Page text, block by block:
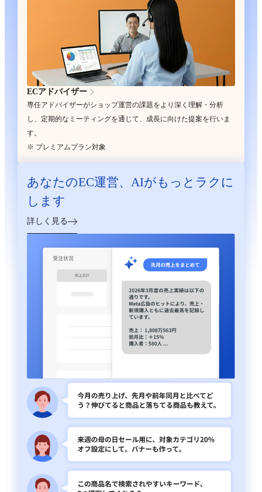
ECアドバイザー
専任アドバイザーがショップ運営の課題をより深く理解・分析
し、定期的なミーティングを通じて、成長に向けた提案を行いま
す。
※ プレミアムプラン対象
あなたのEC運営、 AIがもっとラクに
します
詳しく見る